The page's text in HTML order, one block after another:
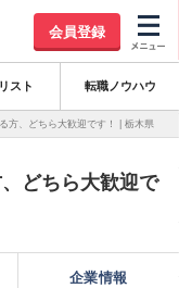
会員登録
スト 転職ノウハウ
方、どちら大歓迎です！ | 栃木県
どちら大歓迎で
企業情報